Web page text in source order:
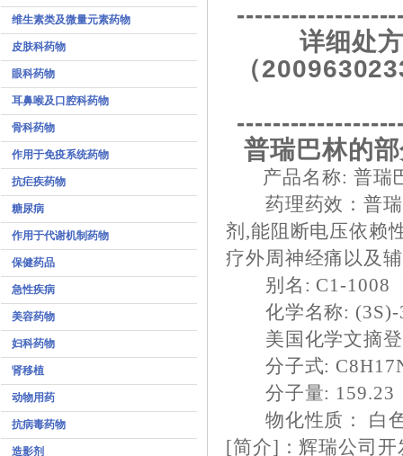
维生素类及微量元素药物
皮肤科药物
眼科药物
耳鼻喉及口腔科药物
骨科药物
作用于免疫系统药物
抗疟疾药物
糖尿病
作用于代谢机制药物
保健药品
急性疾病
美容药物
妇科药物
肾移植
动物用药
抗病毒药物
造影剂
详细处
（
普瑞巴林的
产品名称: 普瑞
药理药效：普瑞
剂,能阻断电压依赖
疗外周神经痛以及
别名: C1-1008
化学名称: (3S)-
美国化学文摘登
分子式:
分子量: 159.23
物化性质： 白色
[简介]：辉瑞公司